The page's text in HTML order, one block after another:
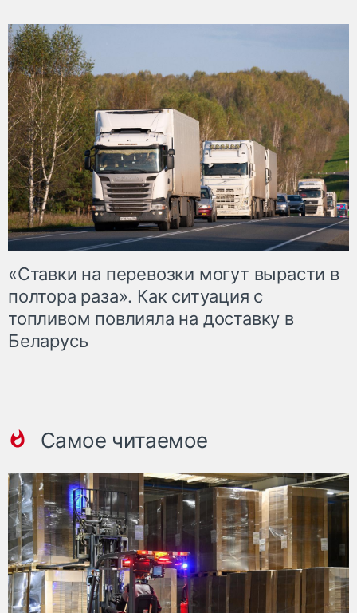
«Ставки на перевозки могут вырасти в
полтора раза». Как ситуация с
топливом повлияла на доставку в
Беларусь
Самое читаемое